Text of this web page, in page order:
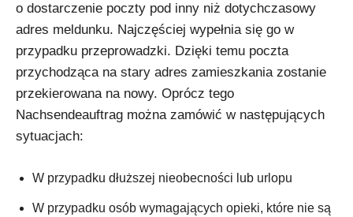
o dostarczenie poczty pod inny niż dotychczasowy
adres meldunku. Najczęściej wypełnia się go w
przypadku przeprowadzki. Dzięki temu poczta
przychodząca na stary adres zamieszkania zostanie
przekierowana na nowy. Oprócz tego
Nachsendeauftrag można zamówić w następujących
sytuacjach:
W przypadku dłuższej nieobecności lub urlopu
W przypadku osób wymagających opieki, które nie są